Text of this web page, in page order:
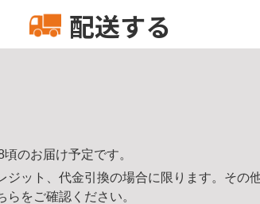
配送する
のお届け予定です。
ジット、代金引換の場合に限ります。その
ら をご確認ください。